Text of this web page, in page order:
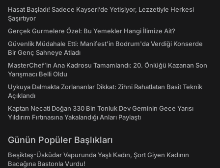
Hasat Başladı! Sadece Kayseri’de Yetişiyor, Lezzetiyle Herkesi
Şaşırtıyor
Gerçek Gurmelere Özel: Bu Yemekler Hangi İlimize Ait?
Güvenlik Müdahale Etti: Manifest'in Bodrum'da Verdiği Konserde
Bir Genç Sahneye Atladı
MasterChef’in Ana Kadrosu Tamamlandı: 20. Önlüğü Kazanan Son
Yarışmacı Belli Oldu
Uykuya Dalmakta Zorlananlar Dikkat: Zihni Rahatlatan Basit Teknik
Açıklandı
Kaptan Necati Doğan 330 Bin Tonluk Dev Geminin Gece Yarısı
Yıldırım Fırtınasına Yakalandığı Anları Paylaştı
Günün Popüler Başlıkları
Beşiktaş-Üsküdar Vapurunda Yaşlı Kadın, Şort Giyen Kadının
Bacağına Bastonla Vurdu!